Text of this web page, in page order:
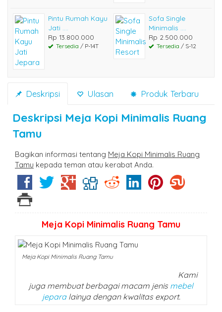
Pintu Rumah Kayu
Jati ....
Rp 13.800.000
Tersedia / P-14T
Sofa Single
Minimalis ....
Rp 2.500.000
Tersedia / S-12
Deskripsi Ulasan Produk Terbaru
Deskripsi Meja Kopi Minimalis Ruang
Tamu
Bagikan informasi tentang Meja Kopi Minimalis Ruang
Tamu kepada teman atau kerabat Anda.
Meja Kopi Minimalis Ruang Tamu
Meja Kopi Minimalis Ruang Tamu
Kami
juga membuat berbagai macam jenis mebel
jeparalainya dengan kwalitas export.